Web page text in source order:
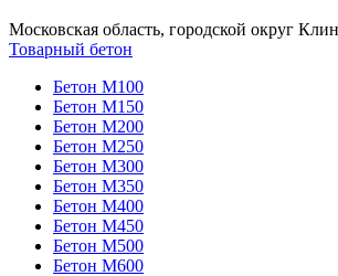
Московская область, городской округ
Товарный бетон
Бетон М100
Бетон М150
Бетон М200
Бетон М250
Бетон М300
Бетон М350
Бетон М400
Бетон М450
Бетон М500
Бетон М600